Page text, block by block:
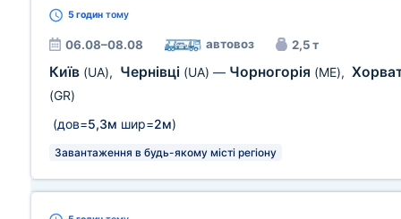
5 годин тому
06.08–08.08 автовоз 2,5 т
Київ (UA), Чернівці (UA) — Чорногорія (ME),
(GR)
(дов=5,3м шир=2м)
Завантаження в будь-якому місті регіону